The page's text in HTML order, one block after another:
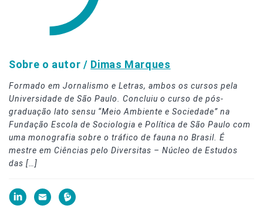
Sobre o autor / Dimas Marques
Formado em Jornalismo e Letras, ambos os cursos pela
Universidade de São Paulo. Concluiu o curso de pós-
graduação lato sensu “Meio Ambiente e Sociedade” na
Fundação Escola de Sociologia e Política de São Paulo com
uma monografia sobre o tráfico de fauna no Brasil. É
mestre em Ciências pelo Diversitas – Núcleo de Estudos
das […]